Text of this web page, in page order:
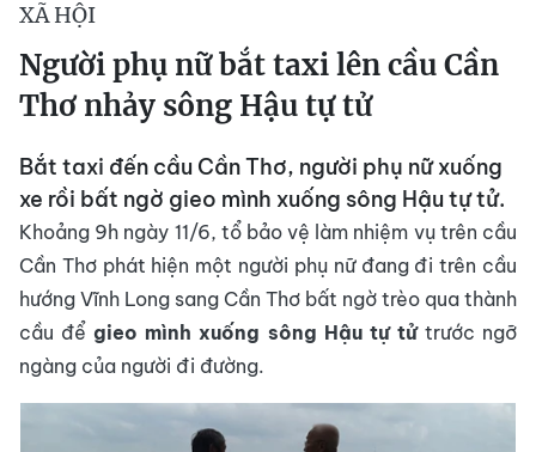
XÃ HỘI
Người phụ nữ bắt taxi lên cầu Cần
Thơ nhảy sông Hậu tự tử
Bắt taxi đến cầu Cần Thơ, người phụ nữ xuống
xe rồi bất ngờ gieo mình xuống sông Hậu tự tử.
Khoảng 9h ngày 11/6, tổ bảo vệ làm nhiệm vụ trên cầu
Cần Thơ phát hiện một người phụ nữ đang đi trên cầu
hướng Vĩnh Long sang Cần Thơ bất ngờ trèo qua thành
cầu đểgieo mình xuống sông Hậu tự tửtrước ngỡ
ngàng của người đi đường.